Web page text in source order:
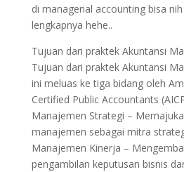
di managerial accounting bisa
lengkapnya hehe..
Tujuan dari praktek Akuntansi
Tujuan dari praktek Akuntansi
ini meluas ke tiga bidang oleh
Certified Public Accountants
Manajemen Strategi –
manajemen sebagai mitra
Manajemen Kinerja –
pengambilan keputusan bisnis